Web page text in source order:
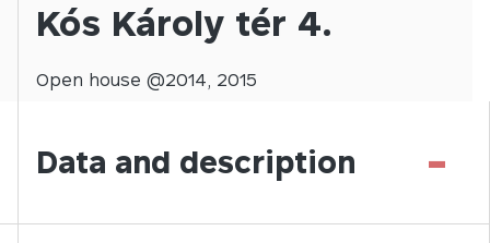
Kós Károly tér 4.
Open house @2014, 2015
Data and description -